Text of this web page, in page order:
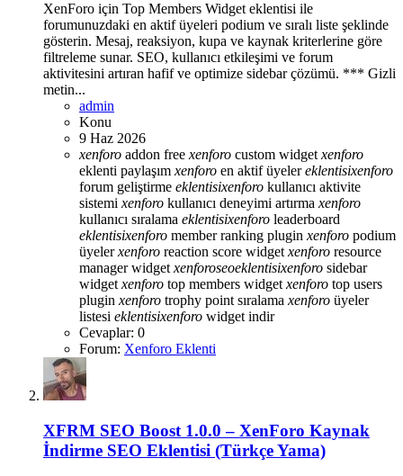
XenForo için Top Members Widget eklentisi ile
forumunuzdaki en aktif üyeleri podium ve sıralı liste şeklinde
gösterin. Mesaj, reaksiyon, kupa ve kaynak kriterlerine göre
filtreleme sunar. SEO, kullanıcı etkileşimi ve forum
aktivitesini artıran hafif ve optimize sidebar çözümü. *** Gizli
metin...
admin
Konu
9 Haz 2026
xenforo addon free xenforo custom widget xenforo
eklenti paylaşım xenforo en aktif üyelereklentisixenforo
forum geliştirme eklentisixenforo kullanıcı aktivite
sistemi xenforo kullanıcı deneyimi artırma xenforo
kullanıcı sıralama eklentisixenforo leaderboard
eklentisixenforo member ranking plugin xenforo podium
üyelerxenforo reaction score widget xenforo resource
manager widget xenforoseoeklentisixenforo sidebar
widget xenforo top members widget xenforo top users
plugin xenforo trophy point sıralama xenforo üyeler
listesi eklentisixenforo widget indir
Cevaplar: 0
Forum: Xenforo Eklenti
XFRM SEO Boost 1.0.0 – XenForo Kaynak
İndirme SEO Eklentisi (Türkçe Yama)